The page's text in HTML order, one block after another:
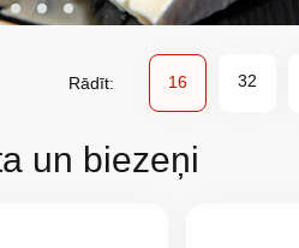
Rādīt: 16 32
un biezeņi